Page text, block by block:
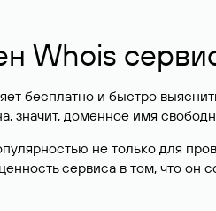
Whois
бесплатно и быстро
значит, доменное имя
не только для
сервиса в том, что